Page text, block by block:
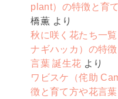
plant）の特徴と育
橋薫 より
秋に咲く花たち一覧
ナギハッカ）の特
言葉 誕生花 より
ワビスケ（侘助
徴と育て方や花言葉